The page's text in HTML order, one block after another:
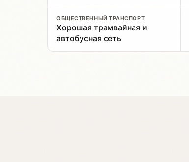
ОБЩЕСТВЕННЫЙ ТРАНСПОРТ
Хорошая трамвайная и
автобусная сеть